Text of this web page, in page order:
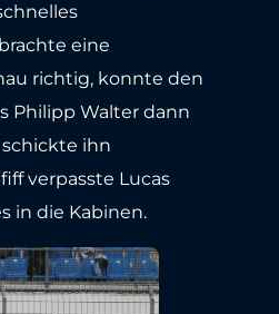
eine
richtig, konnte den
Philipp Walter dann
ihn
verpasste Lucas
in die Kabinen.